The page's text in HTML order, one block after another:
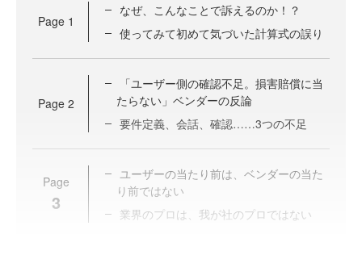
Page 1
なぜ、こんなことで訴えるのか！？
使ってみて初めて気づいた計算式の誤り
Page 2
「ユーザー側の確認不足。損害賠償に当
たらない」ベンダーの反論
要件定義、会話、確認……3つの不足
Page
3
ユーザーの当たり前は、ベンダーの当た
り前ではない
業界のプロは、我が社のプロではない